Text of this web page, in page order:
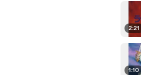
2:21
1:10